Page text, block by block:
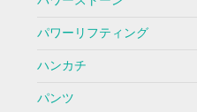
パワーリフティング
ハンカチ
パンツ